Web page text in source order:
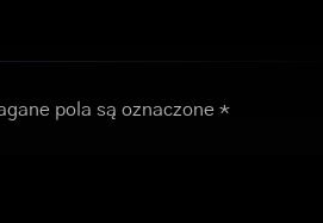
pola są oznaczone *